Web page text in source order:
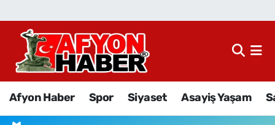
Afyon Haber Spor Siyaset Asayiş Yaşam
Afyon Haber